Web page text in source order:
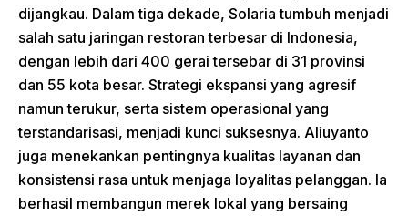
dijangkau. Dalam tiga dekade, Solaria tumbuh menjadi
salah satu jaringan restoran terbesar di Indonesia,
dengan lebih dari 400 gerai tersebar di 31 provinsi
dan 55 kota besar. Strategi ekspansi yang agresif
namun terukur, serta sistem operasional yang
terstandarisasi, menjadi kunci suksesnya. Aliuyanto
juga menekankan pentingnya kualitas layanan dan
konsistensi rasa untuk menjaga loyalitas pelanggan. Ia
berhasil membangun merek lokal yang bersaing